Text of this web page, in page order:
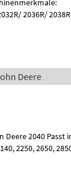
2036R/ 2038R -
Deere